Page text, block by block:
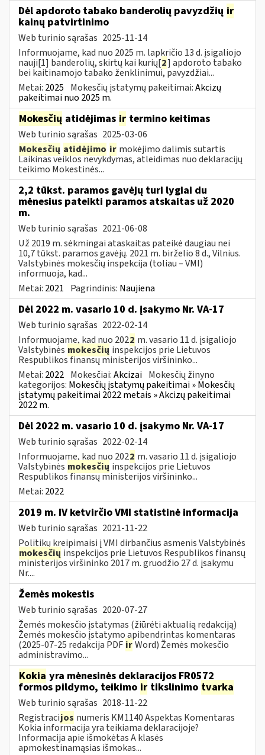
Dėl apdoroto tabako banderolių pavyzdžių ir
kainų patvirtinimo
Web turinio sąrašas 2025-11-14
Informuojame, kad nuo 2025 m. lapkričio 13 d. įsigaliojo
nauji[1] banderolių, skirtų kai kurių[2] apdoroto tabako
bei kaitinamojo tabako ženklinimui, pavyzdžiai...
Metai: 2025 Mokesčių įstatymų pakeitimai:Akcizų
pakeitimai nuo 2025 m.
Mokesčių atidėjimas ir termino keitimas
Web turinio sąrašas 2025-03-06
Mokesčių atidėjimo ir mokėjimo dalimis sutartis
Laikinas veiklos nevykdymas, atleidimas nuo deklaracijų
teikimo Mokestinės...
2,2 tūkst. paramos gavėjų turi lygiai du
mėnesius pateikti paramos atskaitas už 2020
m.
Web turinio sąrašas 2021-06-08
Už 2019 m. sėkmingai ataskaitas pateikė daugiau nei
10,7 tūkst. paramos gavėjų. 2021 m. birželio 8 d., Vilnius.
Valstybinės mokesčių inspekcija (toliau – VMI)
informuoja, kad...
Metai: 2021 Pagrindinis: Naujiena
Dėl 2022 m. vasario 10 d. įsakymo Nr. VA-17
Web turinio sąrašas 2022-02-14
Informuojame, kad nuo 2022 m. vasario 11 d. įsigaliojo
Valstybinės mokesčių inspekcijos prie Lietuvos
Respublikos finansų ministerijos viršininko...
Metai: 2022 Mokesčiai:Akcizai Mokesčių žinyno
kategorijos: Mokesčių įstatymų pakeitimai » Mokesčių
įstatymų pakeitimai 2022 metais » Akcizų pakeitimai
2022 m.
Dėl 2022 m. vasario 10 d. įsakymo Nr. VA-17
Web turinio sąrašas 2022-02-14
Informuojame, kad nuo 2022 m. vasario 11 d. įsigaliojo
Valstybinės mokesčių inspekcijos prie Lietuvos
Respublikos finansų ministerijos viršininko...
Metai: 2022
2019 m. IV ketvirčio VMI statistinė informacija
Web turinio sąrašas 2021-11-22
Politikų kreipimaisi į VMI dirbančius asmenis Valstybinės
mokesčių inspekcijos prie Lietuvos Respublikos finansų
ministerijos viršininko 2017 m. gruodžio 27 d. įsakymu
Nr....
Žemės mokestis
Web turinio sąrašas 2020-07-27
Žemės mokesčio įstatymas (žiūrėti aktualią redakciją)
Žemės mokesčio įstatymo apibendrintas komentaras
(2025-07-25 redakcija PDF irWord) Žemės mokesčio
administravimo...
Kokia yra mėnesinės deklaracijos FR0572
formos pildymo, teikimo ir tikslinimo tvarka
Web turinio sąrašas 2018-11-22
Registracijos numeris KM1140 Aspektas Komentaras
Kokia informacija yra teikiama deklaracijoje?
Informacija apie išmokėtas A klasės
apmokestinamąsias išmokas...